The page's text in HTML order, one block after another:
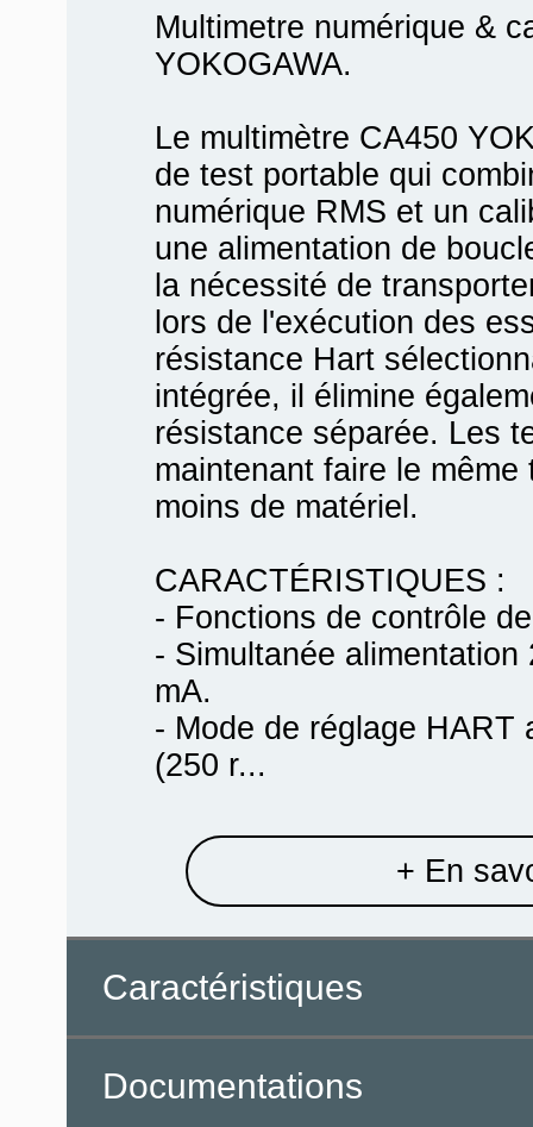
Multimetre numérique &
YOKOGAWA.
Le multimètre CA450
de test portable qui
numérique RMS et un
une alimentation de
la nécessité de
lors de l'exécution des
résistance Hart
intégrée, il élimine
résistance séparée. Les
maintenant faire le
moins de matériel.
CARACTÉRISTIQUES :
- Fonctions de contrôle
- Simultanée
mA.
- Mode de réglage HART
(250 r...
+ En
Caractéristiques
Documentations